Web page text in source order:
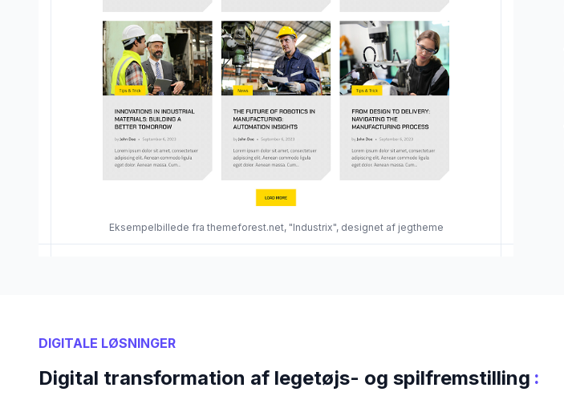
Eksempelbillede fra themeforest.net, "Industrix", designet af jegtheme
DIGITALE LØSNINGER
Digital transformation af legetøjs- og spilfremstilling :